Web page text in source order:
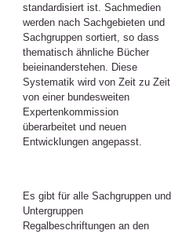
standardisiert ist. Sachmedien
werden nach Sachgebieten und
Sachgruppen sortiert, so dass
thematisch ähnliche Bücher
beieinanderstehen. Diese
Systematik wird von Zeit zu Zeit
von einer bundesweiten
Expertenkommission
überarbeitet und neuen
Entwicklungen angepasst.
Es gibt für alle Sachgruppen und
Untergruppen
Regalbeschriftungen an den